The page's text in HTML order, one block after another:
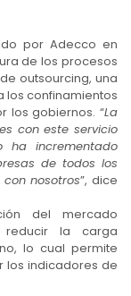
por Adecco en
de los procesos
outsourcing, una
los confinamientos
los gobiernos. “La
con este servicio
ha incrementado
de todos los
nosotros”, dice
del mercado
reducir la carga
lo cual permite
los indicadores de